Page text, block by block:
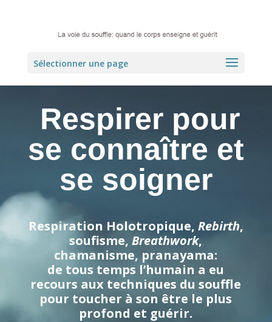
Sélectionner une page
Respirer pour
se connaître et
se soigner
Respiration Holotropique, Rebirth,
soufisme,Breathwork,
chamanisme, pranayama:
de tous temps l’humain a eu
recours aux techniques du souffle
pour toucher à son être le plus
profond et guérir.